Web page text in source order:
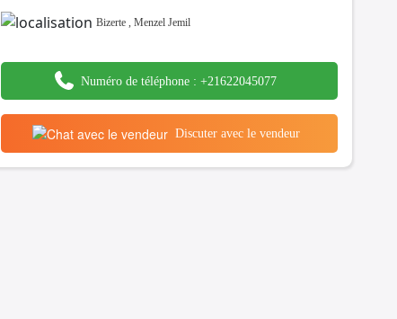
Bizerte ,Menzel Jemil
Numéro de téléphone :+21622045077
Discuter avec le vendeur